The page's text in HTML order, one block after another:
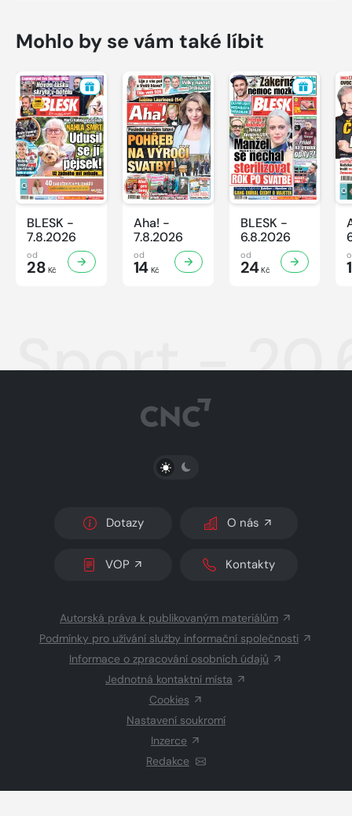
Mohlo by se vám také líbit
BLESK -
7.8.2026
od
28 Kč
Aha! -
7.8.2026
od
14Kč
BLESK -
6.8.2026
od
24Kč
Sport -
PŘEPNOUT SVĚTLÝ/TMAVÝ REŽIM
Dotazy O nás
VOP Kontakty
Autorská práva k publikovaným materiálům
Podmínky pro užívání služby informační společnosti
Informace o zpracování osobních údajů
Jednotná kontaktní místa
Cookies
Nastavení soukromí
Inzerce
Redakce